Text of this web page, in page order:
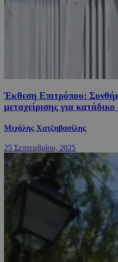
Έκθεση Επιτρόπου:
μεταχείρισης για
Μιχάλης Χατζηβασίλης
25 Σεπτεμβρίου, 2025